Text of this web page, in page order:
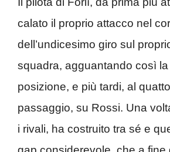
calato il proprio attacco nel
dell’undicesimo giro sul
squadra, agguantando così
posizione, e più tardi, al
passaggio, su Rossi. Una
i rivali, ha costruito tra sé e